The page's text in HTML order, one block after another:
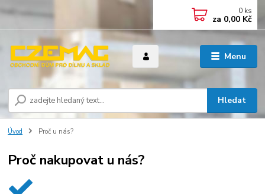
Menu
Hledat
0 ks
za 0,00 Kč
Úvod Proč u nás?
Proč nakupovat u nás?